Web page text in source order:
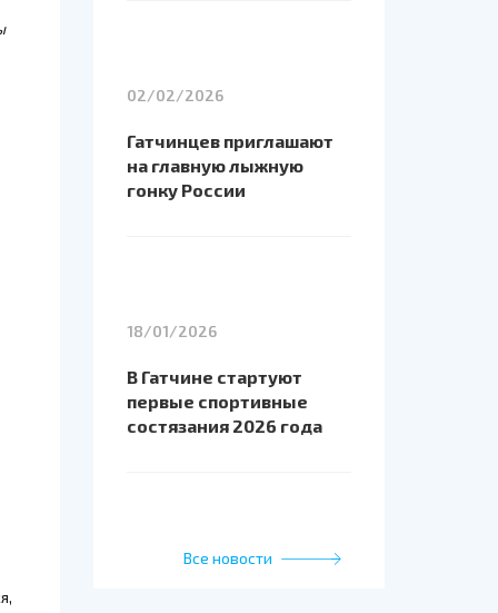
02/02/2026
Гатчинцев приглашают
на главную лыжную
гонку России
18/01/2026
В Гатчине стартуют
первые спортивные
состязания 2026 года
Все новости